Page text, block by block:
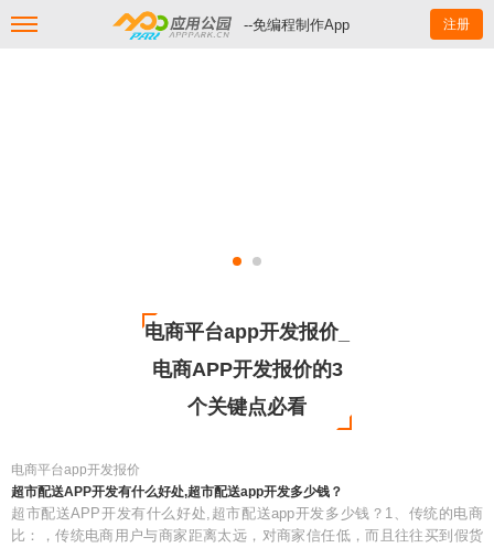
--免编程制作App 注册
电商平台app开发报价_
电商APP开发报价的3
个关键点必看
电商平台app开发报价
超市配送APP开发有什么好处,超市配送app开发多少钱？
超市配送APP开发有什么好处,超市配送app开发多少钱？1、传统的电商
比：，传统电商用户与商家距离太远，对商家信任低，而且往往买到假货